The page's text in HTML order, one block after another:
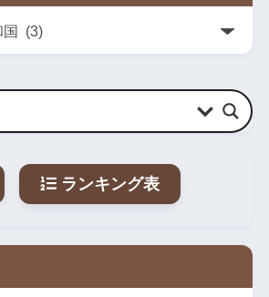
ランキング表